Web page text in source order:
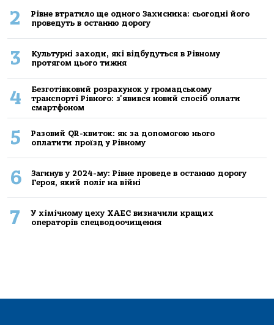
2
Рівне втратило ще одного Захисника: сьогодні його
проведуть в останню дорогу
3
Культурні заходи, які відбудуться в Рівному
протягом цього тижня
4
Безготівковий розрахунок у громадському
транспорті Рівного: з'явився новий спосіб оплати
смартфоном
5
Разовий QR-квиток: як за допомогою нього
оплатити проїзд у Рівному
6
Загинув у 2024-му: Рівне проведе в останню дорогу
Героя, який поліг на війні
7
У хімічному цеху ХАЕС визначили кращих
операторів спецводоочищення